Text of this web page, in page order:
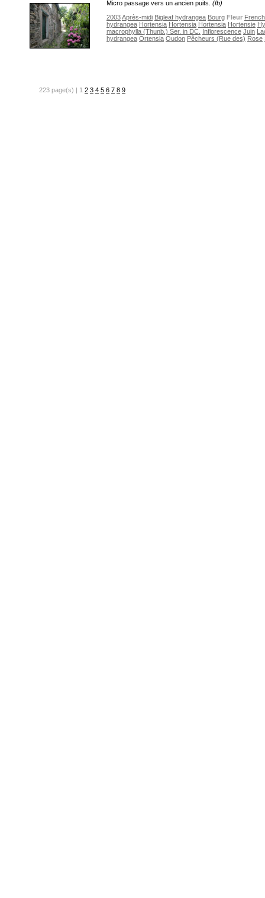
Micro passage vers un ancien puits. (fb)
2003Après-midi Bigleaf hydrangea Bourg Fleur French
hydrangea Hortensia Hortensia Hortensia Hortensie
macrophylla (Thunb.) Ser. in DC. Inflorescence Juin
hydrangea Ortensia Oudon Pêcheurs (Rue des) Rose
223 page(s) | 1 2 3 4 5 6 7 8 9